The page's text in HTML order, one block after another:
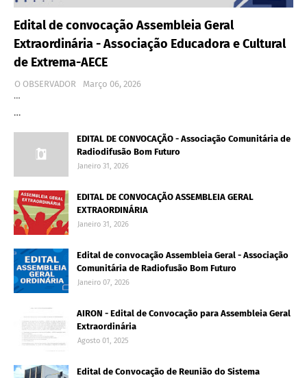
Edital de convocação Assembleia Geral
Extraordinária - Associação Educadora e Cultural
de Extrema-AECE
O OBSERVADOR
Março 06, 2026
…
…
EDITAL DE CONVOCAÇÃO - Associação Comunitária de
Radiodifusão Bom Futuro
Janeiro 31, 2026
EDITAL DE CONVOCAÇÃO ASSEMBLEIA GERAL
EXTRAORDINÁRIA
Janeiro 31, 2026
Edital de convocação Assembleia Geral - Associação
Comunitária de Radiofusão Bom Futuro
Janeiro 07, 2026
AIRON - Edital de Convocação para Assembleia Geral
Extraordinária
Agosto 01, 2025
Edital de Convocação de Reunião do Sistema